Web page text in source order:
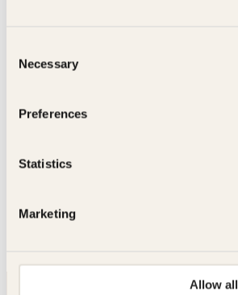
Selection
Necessary
Preferences
Statistics
Marketing
Allow all
Julens beste